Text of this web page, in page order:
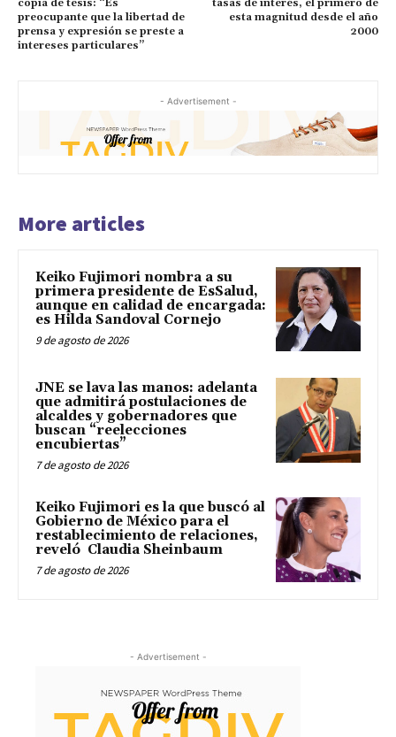
copia de tesis: “Es
preocupante que la libertad de
prensa y expresión se preste a
intereses particulares”
tasas de interés, el primero de
esta magnitud desde el año
2000
- Advertisement -
More articles
Keiko Fujimori nombra a su
primera presidente de EsSalud,
aunque en calidad de encargada:
es Hilda Sandoval Cornejo
9 de agosto de 2026
JNE se lava las manos: adelanta
que admitirá postulaciones de
alcaldes y gobernadores que
buscan “reelecciones
encubiertas”
7 de agosto de 2026
Keiko Fujimori es la que buscó al
Gobierno de México para el
restablecimiento de relaciones,
reveló Claudia Sheinbaum
7 de agosto de 2026
- Advertisement -